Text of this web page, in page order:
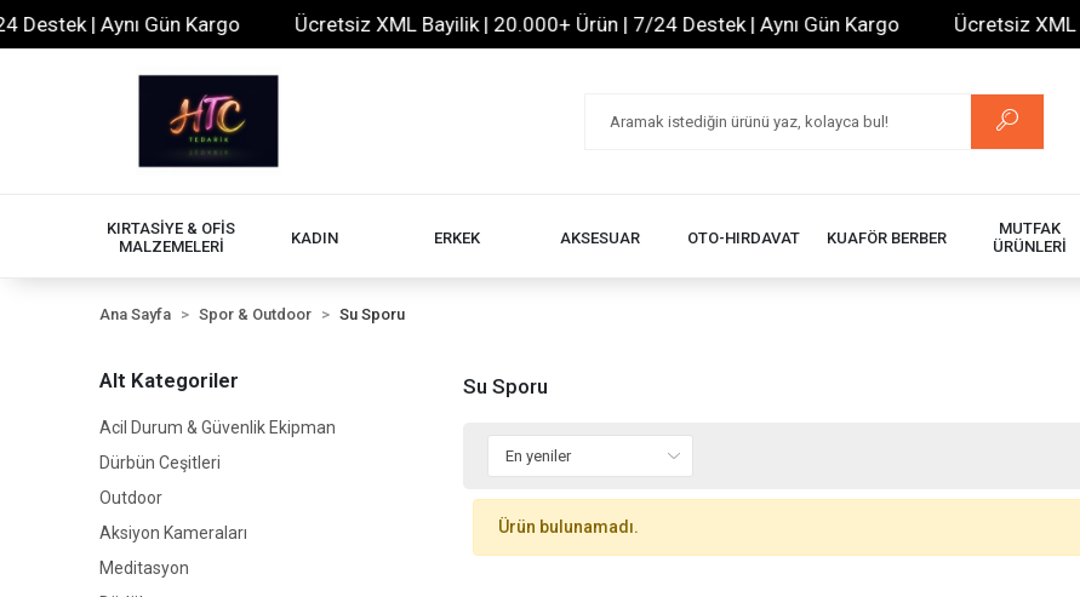
| Aynı Gün Kargo Ücretsiz XML Bayilik | 20.000+ Ürün | 7/24 Destek | Aynı Gün Kargo Ücretsiz XML
KIRTASİYE & OFİS
MALZEMELERİ
KADIN ERKEK AKSESUAR OTO-HIRDAVAT KUAFÖR BERBER
MUTFAK
ÜRÜNLERİ
Ana Sayfa Spor & Outdoor Su Sporu
Alt Kategoriler
Acil Durum & Güvenlik Ekipman
Dürbün Ceşitleri
Outdoor
Aksiyon Kameraları
Meditasyon
Su Sporu
Ürün bulunamadı.